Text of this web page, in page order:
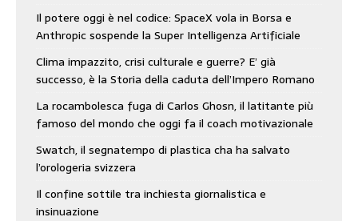
Il potere oggi è nel codice: SpaceX vola in Borsa e
Anthropic sospende la Super Intelligenza Artificiale
Clima impazzito, crisi culturale e guerre? E’ già
successo, è la Storia della caduta dell’Impero Romano
La rocambolesca fuga di Carlos Ghosn, il latitante più
famoso del mondo che oggi fa il coach motivazionale
Swatch, il segnatempo di plastica cha ha salvato
l’orologeria svizzera
Il confine sottile tra inchiesta giornalistica e
insinuazione